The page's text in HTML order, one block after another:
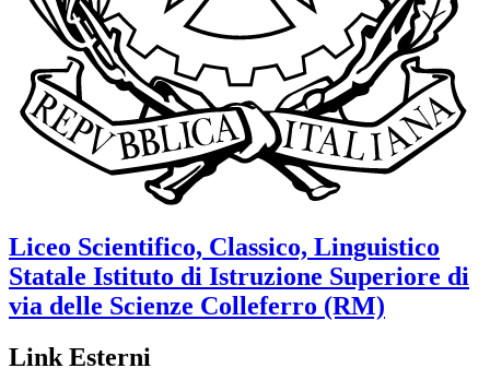
Liceo Scientifico, Classico, Linguistico
Statale Istituto di Istruzione Superiore di
via delle Scienze Colleferro (RM)
Link Esterni